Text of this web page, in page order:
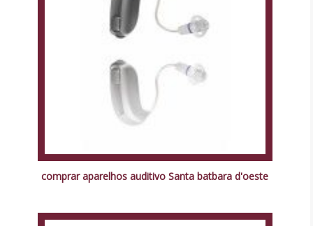
comprar aparelhos auditivo Santa batbara d'oeste